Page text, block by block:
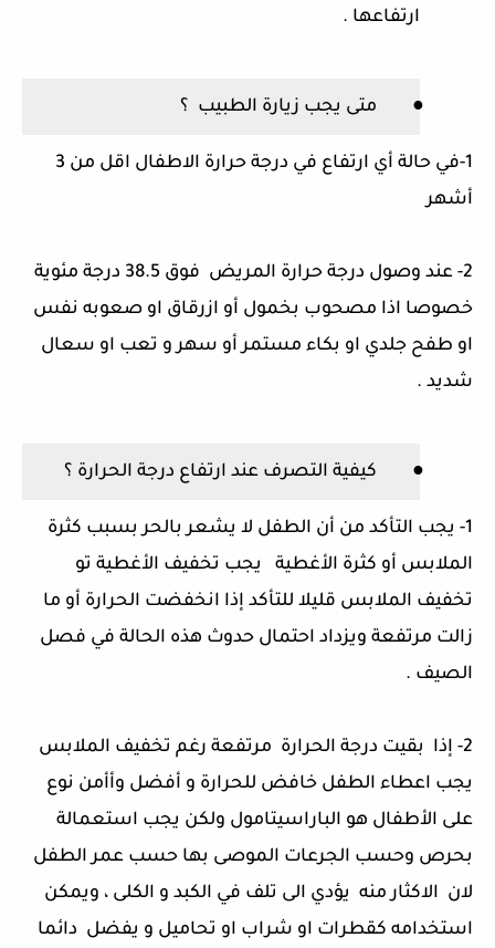
ارتفاعها .
● متى يجب زيارة الطبيب ؟
1- في حالة أي ارتفاع في درجة حرارة الاطفال اقل من 3
أشهر
2- عند وصول درجة حرارة المريض فوق 38.5 درجة مئوية
خصوصا اذا مصحوب بخمول أو ازرقاق او صعوبه نفس
او طفح جلدي او بكاء مستمر أو سهر و تعب او سعال
شديد .
● كيفية التصرف عند ارتفاع درجة الحرارة ؟
1-
يجب التأكد من أن الطفل لا يشعر بالحر بسبب كثرة
الملابس أو كثرة الأغطية
يجب تخفيف الأغطية تو
تخفيف الملابس قليلا للتأكد إذا انخفضت الحرارة أو ما
زالت مرتفعة ويزداد احتمال حدوث هذه الحالة في فصل
الصيف .
2- إذا بقيت درجة الحرارة مرتفعة رغم تخفيف الملابس
يجب اعطاء الطفل خافض للحرارة و أفضل وأأمن نوع
على الأطفال هو الباراسيتامول ولكن يجب استعمالة
بحرص وحسب الجرعات الموصى بها حسب عمر الطفل
لان الاكثار منه يؤدي الى تلف في الكبد و الكلى ، ويمكن
استخدامه كقطرات او شراب او تحاميل و يفضل دائما